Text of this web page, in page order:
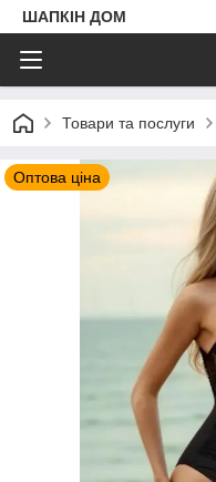
ШАПКIН ДОМ
Товари та послуги
Оптова ціна